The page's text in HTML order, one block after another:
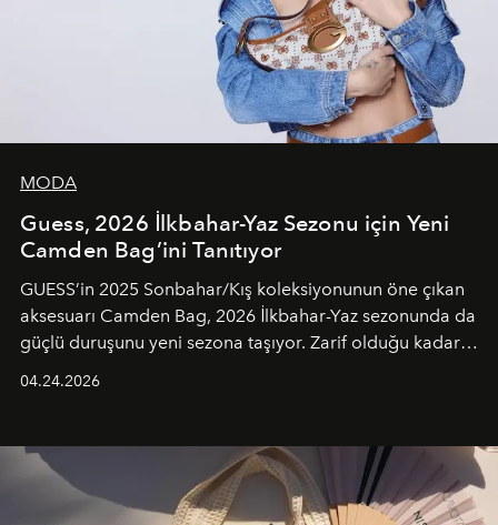
MODA
Guess, 2026 İlkbahar-Yaz Sezonu için Yeni
Camden Bag’ini Tanıtıyor
GUESS’in 2025 Sonbahar/Kış koleksiyonunun öne çıkan
aksesuarı Camden Bag, 2026 İlkbahar-Yaz sezonunda da
güçlü duruşunu yeni sezona taşıyor. Zarif olduğu kadar
04.24.2026